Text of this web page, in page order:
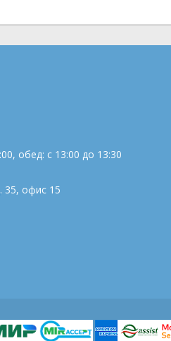
обед: с 13:00 до 13:30
35, офис 15